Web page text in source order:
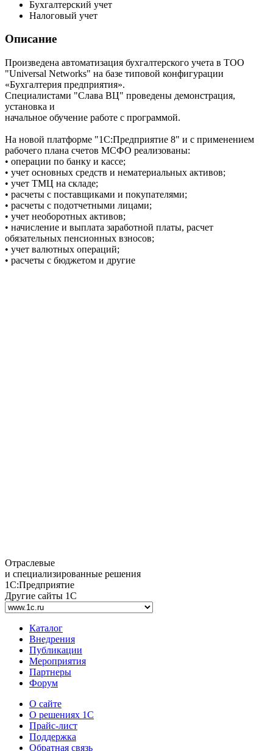
Бухгалтерский учет
Налоговый учет
Описание
Произведена автоматизация бухгалтерского учета в ТОО
"Universal Networks" на базе типовой конфигурации
«Бухгалтерия предприятия».
Специалистами "Слава ВЦ" проведены демонстрация,
установка и
начальное обучение работе с программой.
На новой платформе "1С:Предприятие 8" и с применением
рабочего плана счетов МСФО реализованы:
• операции по банку и кассе;
• учет основных средств и нематериальных активов;
• учет ТМЦ на складе;
• расчеты с поставщиками и покупателями;
• расчеты с подотчетными лицами;
• учет необоротных активов;
• начисление и выплата заработной платы, расчет
обязательных пенсионных взносов;
• учет валютных операций;
• расчеты с бюджетом и другие
Отраслевые
и специализированные решения
1С:Предприятие
Другие сайты 1С
Каталог
Внедрения
Публикации
Мероприятия
Партнеры
Форум
О сайте
О решениях 1С
Прайс-лист
Поддержка
Обратная связь